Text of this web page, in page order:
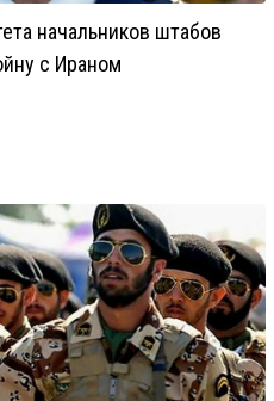
начальников штабов
с Ираном